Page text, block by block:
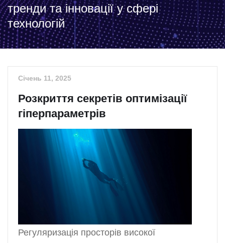
тренди та інновації у сфері
технологій
Січень 11, 2025
Розкриття секретів оптимізації
гіперпараметрів
Регуляризація просторів високої